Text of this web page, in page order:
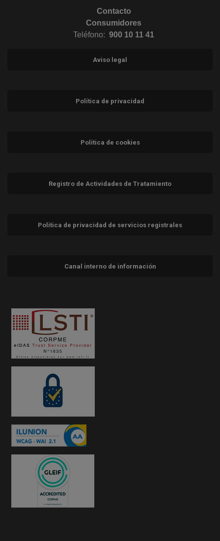
Contacto
Consumidores
Teléfono: 900 10 11 41
Aviso legal
Política de privacidad
Política de cookies
Registro de Actividades de Tratamiento
Política de privacidad de servicios registrales
Canal interno de información